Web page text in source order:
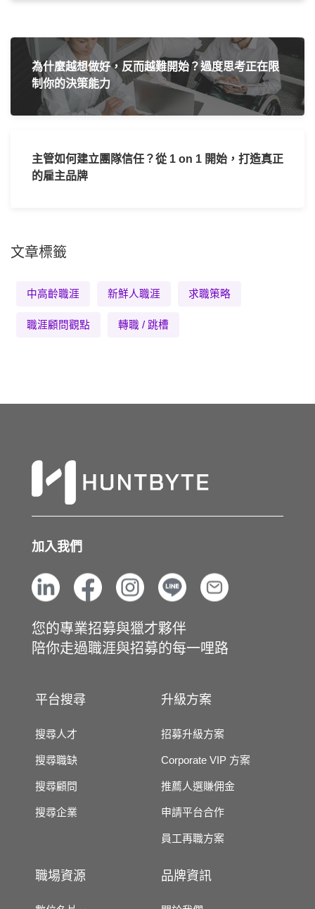
為什麼越想做好，反而越難開始？過度思考正在限
制你的決策能力
主管如何建立團隊信任？從 1 on 1 開始，打造真正
的雇主品牌
文章標籤
中高齡職涯 新鮮人職涯 求職策略
職涯顧問觀點 轉職 / 跳槽
加入我們
您的專業招募與獵才夥伴
陪你走過職涯與招募的每一哩路
平台搜尋
搜尋人才
搜尋職缺
搜尋顧問
搜尋企業
升級方案
招募升級方案
Corporate VIP 方案
推薦人選賺佣金
申請平台合作
員工再職方案
職場資源 品牌資訊